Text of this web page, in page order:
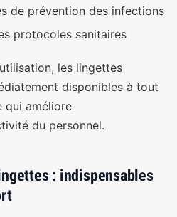
de prévention des infections
protocoles sanitaires
les lingettes
disponibles à tout
qui améliore
du personnel.
: indispensables